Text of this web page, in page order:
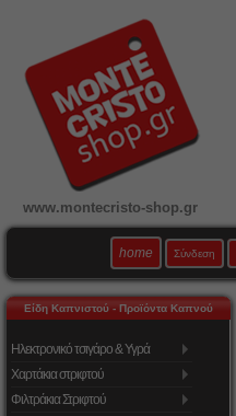
www.montecristo-shop.gr
home Σύνδεση
Είδη Καπνιστού - Προϊόντα Καπνού
Ηλεκτρονικό τσιγάρο & Υγρά
Χαρτάκια στριφτού
Φιλτράκια Στριφτού